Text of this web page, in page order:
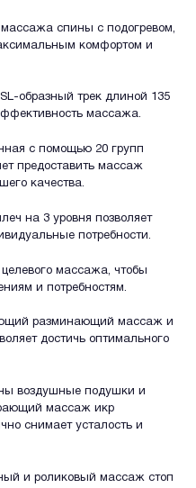
массажа спины с подогревом,
комфортом и
образный трек длиной 135
массажа.
с помощью 20 групп
предоставить массаж
качества.
на 3 уровня позволяет
потребности.
массажа, чтобы
и потребностям.
разминающий массаж и
достичь оптимального
воздушные подушки и
массаж икр
снимает усталость и
и роликовый массаж стоп